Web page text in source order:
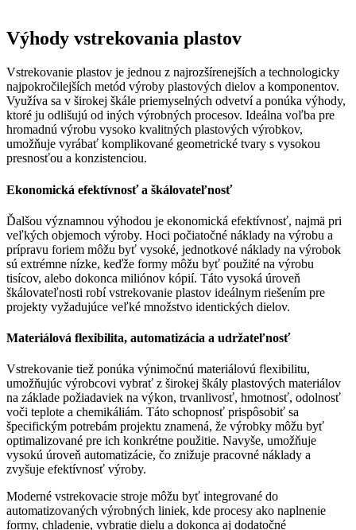
Výhody vstrekovania plastov
Vstrekovanie plastov je jednou z najrozšírenejších a technologicky
najpokročilejších metód výroby plastových dielov a komponentov.
Využíva sa v širokej škále priemyselných odvetví a ponúka výhody,
ktoré ju odlišujú od iných výrobných procesov. Ideálna voľba pre
hromadnú výrobu vysoko kvalitných plastových výrobkov,
umožňuje vyrábať komplikované geometrické tvary s vysokou
presnosťou a konzistenciou.
Ekonomická efektívnosť a škálovateľnosť
Ďalšou významnou výhodou je ekonomická efektívnosť, najmä pri
veľkých objemoch výroby. Hoci počiatočné náklady na výrobu a
prípravu foriem môžu byť vysoké, jednotkové náklady na výrobok
sú extrémne nízke, keďže formy môžu byť použité na výrobu
tisícov, alebo dokonca miliónov kópií. Táto vysoká úroveň
škálovateľnosti robí vstrekovanie plastov ideálnym riešením pre
projekty vyžadujúce veľké množstvo identických dielov.
Materiálová flexibilita, automatizácia a udržateľnosť
Vstrekovanie tiež ponúka výnimočnú materiálovú flexibilitu,
umožňujúc výrobcovi vybrať z širokej škály plastových materiálov
na základe požiadaviek na výkon, trvanlivosť, hmotnosť, odolnosť
voči teplote a chemikáliám. Táto schopnosť prispôsobiť sa
špecifickým potrebám projektu znamená, že výrobky môžu byť
optimalizované pre ich konkrétne použitie. Navyše, umožňuje
vysokú úroveň automatizácie, čo znižuje pracovné náklady a
zvyšuje efektívnosť výroby.
Moderné vstrekovacie stroje môžu byť integrované do
automatizovaných výrobných liniek, kde procesy ako naplnenie
formy, chladenie, vybratie dielu a dokonca aj dodatočné